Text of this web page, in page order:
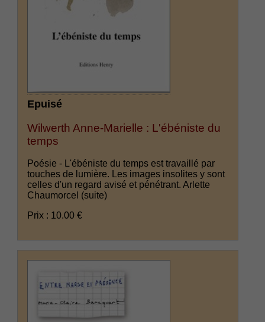
Epuisé
Wilwerth Anne-Marielle : L'ébéniste du
temps
Poésie - L'ébéniste du temps est travaillé par
touches de lumière. Les images insolites y sont
celles d'un regard avisé et pénétrant. Arlette
Chaumorcel (suite)
Prix : 10.00 €